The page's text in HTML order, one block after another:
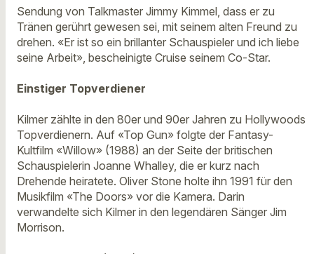
Sendung von Talkmaster Jimmy Kimmel, dass er zu
Tränen gerührt gewesen sei, mit seinem alten Freund zu
drehen. «Er ist so ein brillanter Schauspieler und ich liebe
seine Arbeit», bescheinigte Cruise seinem Co-Star.
Einstiger Topverdiener
Kilmer zählte in den 80er und 90er Jahren zu Hollywoods
Topverdienern. Auf «Top Gun» folgte der Fantasy-
Kultfilm «Willow» (1988) an der Seite der britischen
Schauspielerin Joanne Whalley, die er kurz nach
Drehende heiratete. Oliver Stone holte ihn 1991 für den
Musikfilm «The Doors» vor die Kamera. Darin
verwandelte sich Kilmer in den legendären Sänger Jim
Morrison.